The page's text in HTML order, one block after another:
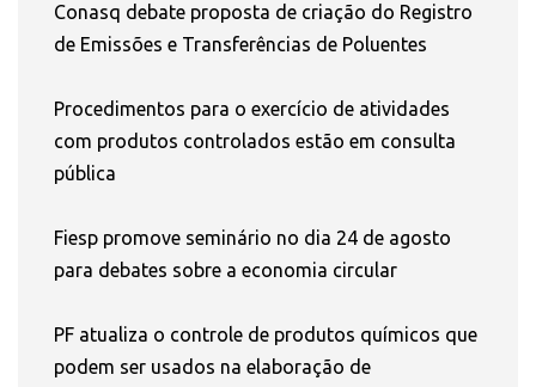
Conasq debate proposta de criação do Registro
de Emissões e Transferências de Poluentes
Procedimentos para o exercício de atividades
com produtos controlados estão em consulta
pública
Fiesp promove seminário no dia 24 de agosto
para debates sobre a economia circular
PF atualiza o controle de produtos químicos que
podem ser usados na elaboração de